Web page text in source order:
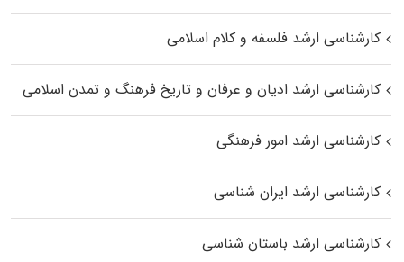
کارشناسی ارشد فلسفه و کلام اسلامی
کارشناسی ارشد ادیان و عرفان و تاریخ فرهنگ و تمدن اسلامی
کارشناسی ارشد امور فرهنگی
کارشناسی ارشد ایران شناسی
کارشناسی ارشد باستان شناسی